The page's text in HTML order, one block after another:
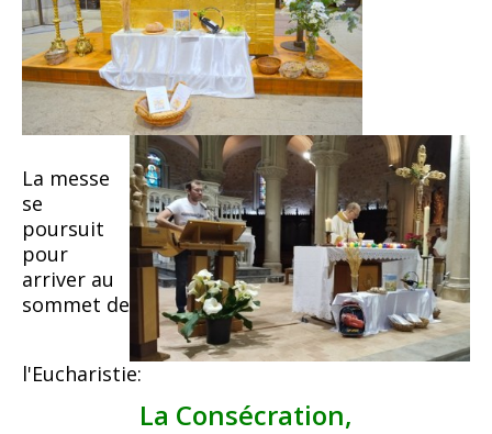
La messe
se
poursuit
pour
arriver au
sommet de
l'Eucharistie:
La Consécration,